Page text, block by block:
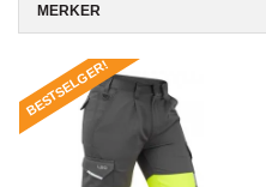
MERKER
BESTSELGER!